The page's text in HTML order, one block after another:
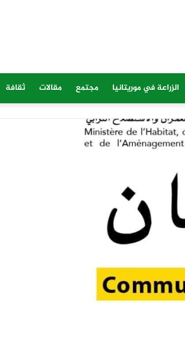
الزراعة في موريتانيا مجتمع مقالات ثقافة